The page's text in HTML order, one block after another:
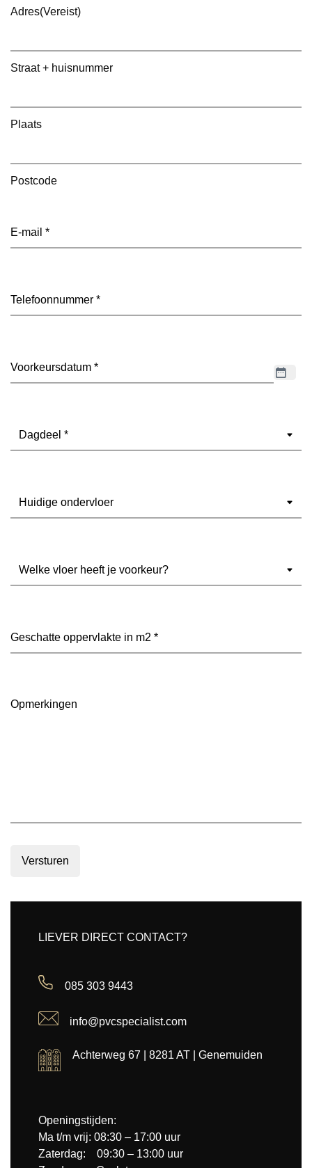
Adres(Vereist)
Straat + huisnummer
Plaats
Postcode
Opmerkingen
Versturen
LIEVER DIRECT CONTACT?
085 303 9443
info@pvcspecialist.com
Achterweg 67 | 8281 AT | Genemuiden
Openingstijden:
Ma t/m vrij: 08:30 – 17:00 uur
Zaterdag: 09:30 – 13:00 uur